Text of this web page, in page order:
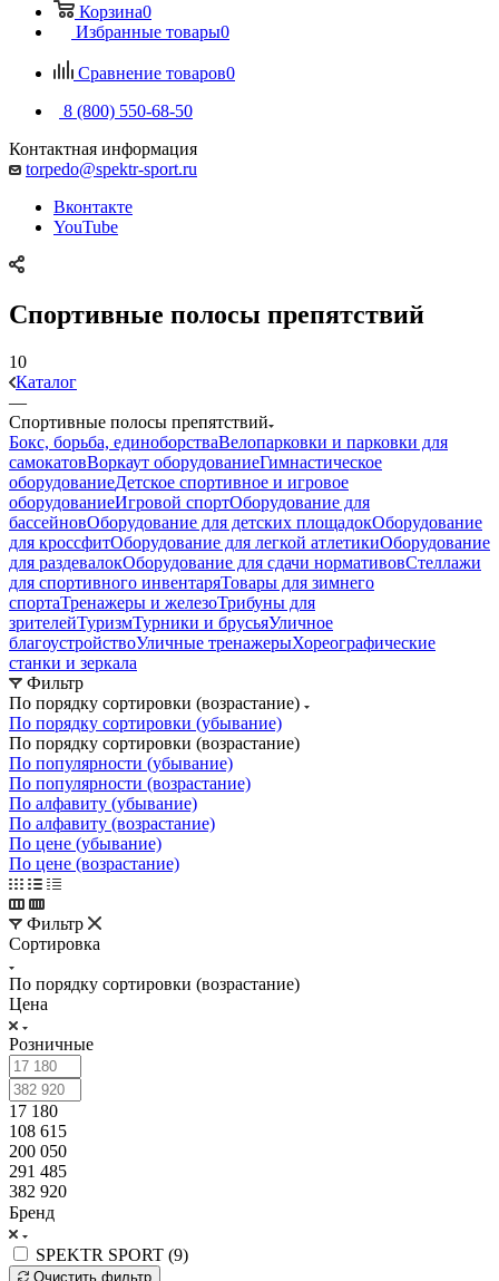
Корзина0
Избранные товары0
Сравнение товаров0
8 (800) 550-68-50
Контактная информация
torpedo@spektr-sport.ru
Вконтакте
YouTube
Спортивные полосы препятствий
10
Каталог
—
Спортивные полосы препятствий
Бокс, борьба, единоборстваВелопарковки и парковки для
самокатовВоркаут оборудованиеГимнастическое
оборудованиеДетское спортивное и игровое
оборудованиеИгровой спортОборудование для
бассейновОборудование для детских площадокОборудование
для кроссфитОборудование для легкой атлетикиОборудование
для раздевалокОборудование для сдачи нормативовСтеллажи
для спортивного инвентаряТовары для зимнего
спортаТренажеры и железоТрибуны для
зрителейТуризмТурники и брусьяУличное
благоустройствоУличные тренажерыХореографические
станки и зеркала
Фильтр
По порядку сортировки (возрастание)
По порядку сортировки (убывание)
По порядку сортировки (возрастание)
По популярности (убывание)
По популярности (возрастание)
По алфавиту (убывание)
По алфавиту (возрастание)
По цене (убывание)
По цене (возрастание)
Фильтр
Сортировка
По порядку сортировки (возрастание)
Цена
Розничные
17 180
108 615
200 050
291 485
382 920
Бренд
SPEKTR SPORT (9)
Очистить фильтр